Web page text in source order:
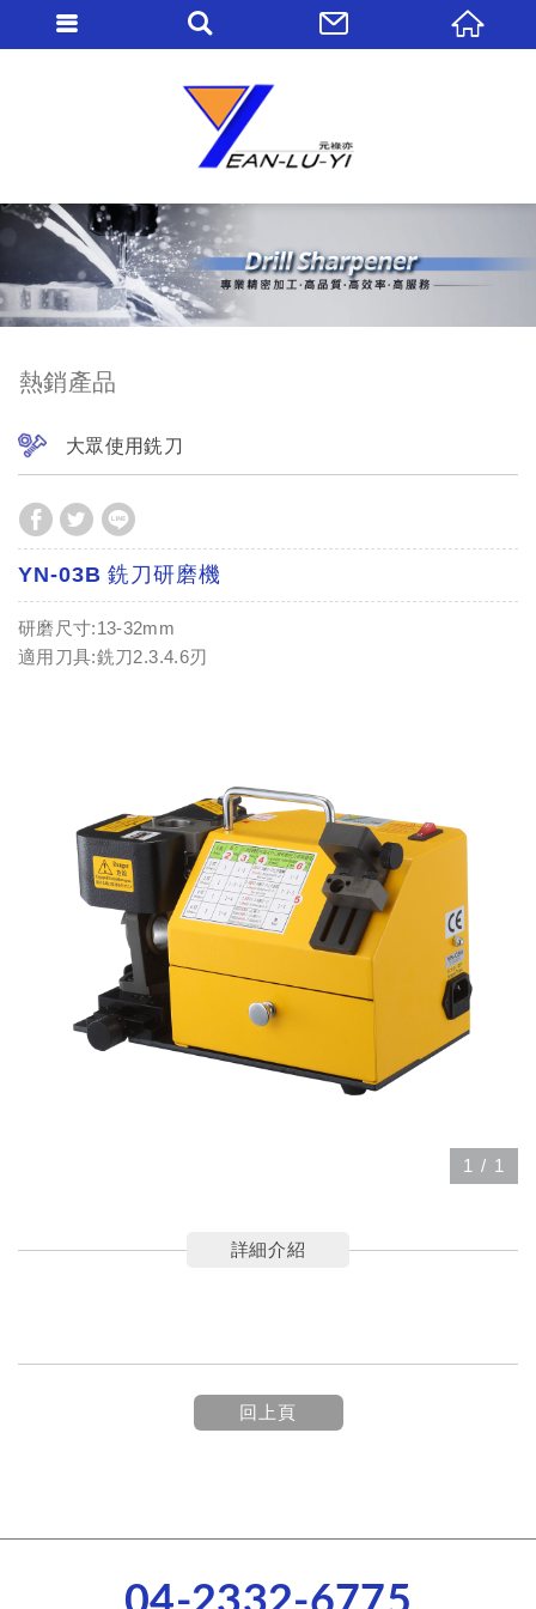
熱銷產品
大眾使用銑刀
YN-03B 銑刀研磨機
研磨尺寸:13-32mm
適用刀具:銑刀2.3.4.6刃
1 / 1
詳細介紹
回上頁